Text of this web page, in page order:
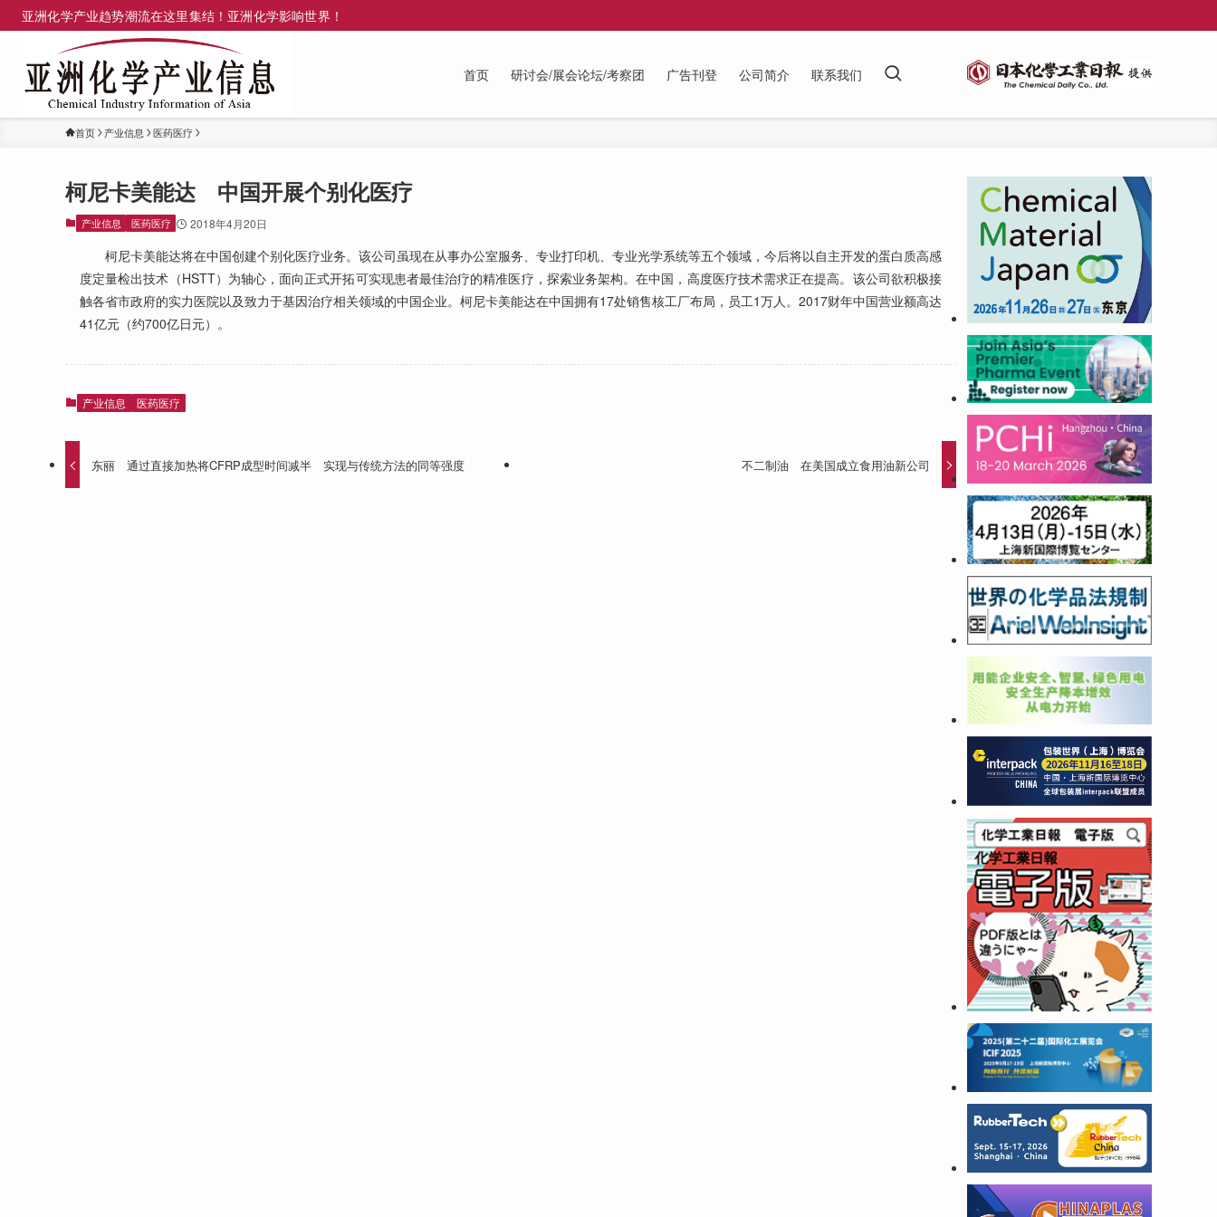
亚洲化学产业趋势潮流在这里集结！亚洲化学影响世界！
首页 研讨会/展会论坛/考察团 广告刊登 公司简介 联系我们
首页 产业信息 医药医疗
柯尼卡美能达 中国开展个别化医疗
产业信息 医药医疗 2018年4月20日
柯尼卡美能达将在中国创建个别化医疗业务。该公司虽现在从事办公室服务、专业打印机、专业光学系统等五个领域，今后将以自主开发的蛋白质高感
度定量检出技术（HSTT）为轴心，面向正式开拓可实现患者最佳治疗的精准医疗，探索业务架构。在中国，高度医疗技术需求正在提高。该公司欲积极接
触各省市政府的实力医院以及致力于基因治疗相关领域的中国企业。柯尼卡美能达在中国拥有17处销售核工厂布局，员工1万人。2017财年中国营业额高达
41亿元（约700亿日元）。
产业信息 医药医疗
东丽 通过直接加热将CFRP成型时间减半 实现与传统方法的同等强度 不二制油 在美国成立食用油新公司